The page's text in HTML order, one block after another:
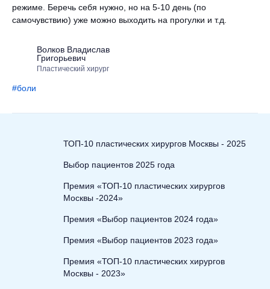
режиме. Беречь себя нужно, но на 5-10 день (по
самочувствию) уже можно выходить на прогулки и т.д.
Волков Владислав
Григорьевич
Пластический хирург
#боли
ТОП-10 пластических хирургов Москвы - 2025
Выбор пациентов 2025 года
Премия «ТОП-10 пластических хирургов
Москвы -2024»
Премия «Выбор пациентов 2024 года»
Премия «Выбор пациентов 2023 года»
Премия «ТОП-10 пластических хирургов
Москвы - 2023»